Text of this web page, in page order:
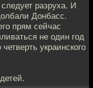
разруха. И
Донбасс.
прям сейчас
не один год
украинского